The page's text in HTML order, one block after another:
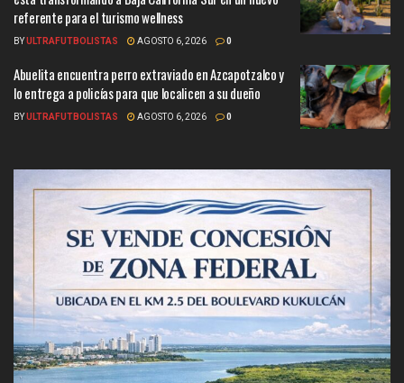
referente para el turismo wellness
BYULTRAFUTBOLISTAS AGOSTO 6, 2026 0
Abuelita encuentra perro extraviado en Azcapotzalco y
lo entrega a policías para que localicen a su dueño
BYULTRAFUTBOLISTAS AGOSTO 6, 2026 0